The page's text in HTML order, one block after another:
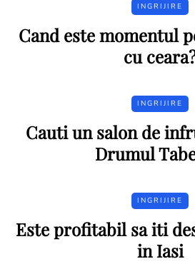
INGRIJIRE
Cand este momentul
cu
INGRIJIRE
Cauti un salon de
Drumul
INGRIJIRE
Este profitabil sa iti
in Iasi